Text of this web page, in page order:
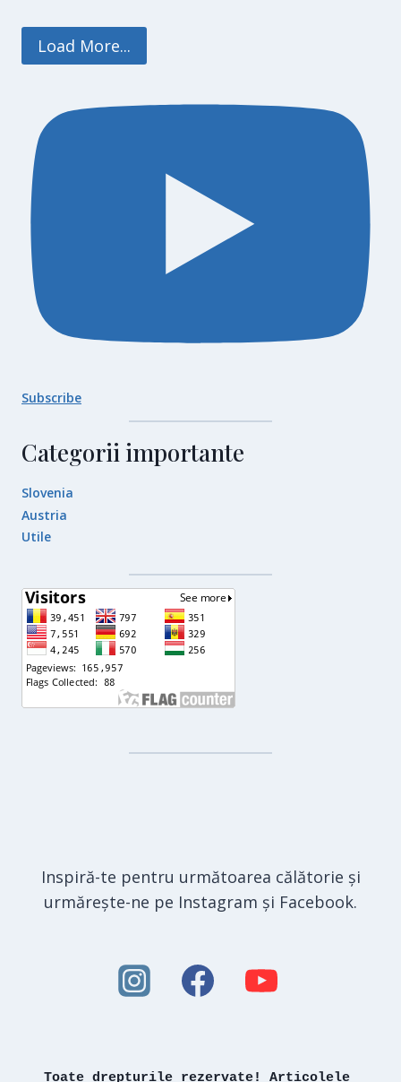
Load More...
Subscribe
Categorii importante
Slovenia
Austria
Utile
Inspiră-te pentru următoarea călătorie și
urmărește-ne pe Instagram și Facebook.
Toate drepturile rezervate! Articolele